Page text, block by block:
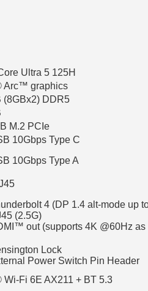
Ultra 5 125H
Arc™ graphics
(8GBx2) DDR5
M.2 PCIe
10Gbps Type C
10Gbps Type A
4 (DP 1.4 alt-mode up
(2.5G)
out (supports 4K @60Hz
Lock
Power Switch Pin Header
Wi-Fi 6E AX211 + BT 5.3